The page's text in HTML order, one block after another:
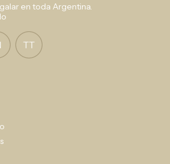
en toda Argentina.